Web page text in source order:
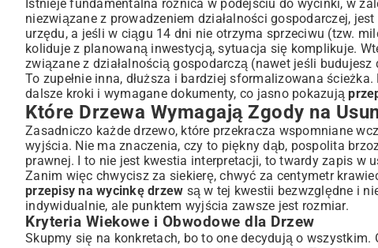
Istnieje fundamentalna różnica w podejściu do wycinki, w
niezwiązane z prowadzeniem działalności gospodarczej,
urzędu, a jeśli w ciągu 14 dni nie otrzyma sprzeciwu (tzw.
koliduje z planowaną inwestycją, sytuacja się komplikuje.
związane z działalnością gospodarczą (nawet jeśli
To zupełnie inna, dłuższa i bardziej sformalizowana
dalsze kroki i wymagane dokumenty, co jasno pokazują
Które Drzewa Wymagają Zgody na
Zasadniczo każde drzewo, które przekracza wspomniane
wyjścia. Nie ma znaczenia, czy to piękny dąb, pospolita
prawnej. I to nie jest kwestia interpretacji, to twardy zapis w
Zanim więc chwycisz za siekierę, chwyć za centymetr
przepisy na wycinkę drzew są w tej kwestii bezwzględne i
indywidualnie, ale punktem wyjścia zawsze jest rozmiar.
Kryteria Wiekowe i Obwodowe dla Drzew
Skupmy się na konkretach, bo to one decydują o